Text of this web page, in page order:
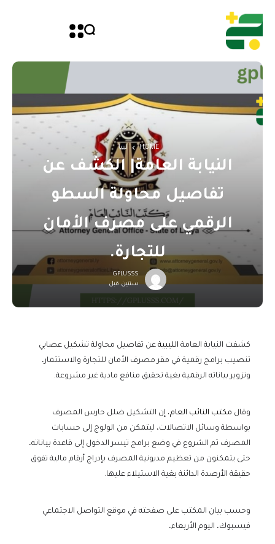
HOME ليبيا
النيابة العامة| الكشف عن
تفاصيل محاولة السطو
الرقمي على مصرف الأمان
للتجارة.
GPLUSSS
سنتين قبل
كشفت النيابة العامة الليبية عن تفاصيل محاولة تشكيل عصابي
تنصيب برامج رقمية في مقر مصرف الأمان للتجارة والاستثمار،
وتزوير بياناته الرقمية بغية تحقيق منافع مادية غير مشروعة.
وقال مكتب النائب العام، إن التشكيل ضلل حارس المصرف
بواسطة وسائل الاتصالات، ليتمكن من الولوج إلى حسابات
المصرف ثم الشروع في وضع برامج تيسر الدخول إلى قاعدة بياناته،
حتى يتمكنون من تعظيم مديونية المصرف بإدراج أرقام مالية تفوق
حقيقة الأرصدة الدائنة بغية الاستيلاء عليها.
وحسب بيان المكتب على صفحته في موقع التواصل الاجتماعي
فيسبوك، اليوم الأربعاء،